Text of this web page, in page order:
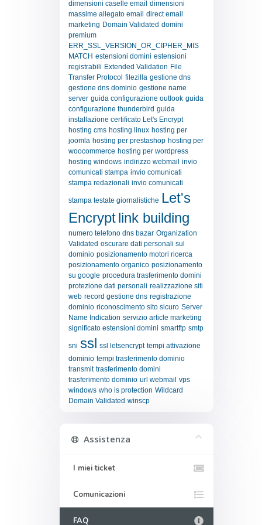
dimensioni caselle email dimensioni
massime allegato email direct email
marketing Domain Validated domini
premium
ERR_SSL_VERSION_OR_CIPHER_MIS
MATCH estensioni domini estensioni
registrabili Extended Validation File
Transfer Protocol filezilla gestione dns
gestione dns dominio gestione name
server guida configurazione outlook guida
configurazione thunderbird guida
installazione certificato Let's Encrypt
hosting cms hosting linux hosting per
joomla hosting per prestashop hosting per
woocommerce hosting per wordpress
hosting windows indirizzo webmail invio
comunicati stampa invio comunicati
stampa redazionali invio comunicati
stampa testate giornalistiche Let's
Encryptlink building
numero telefono dns bazar Organization
Validated oscurare dati personali sul
dominio posizionamento motori ricerca
posizionamento organico posizionamento
su google procedura trasferimento domini
protezione dati personali realizzazione siti
web record gestione dns registrazione
dominio riconoscimento sito sicuro Server
Name Indication servizio article marketing
significato estensioni domini smartftp smtp
sni ssl ssl letsencrypt tempi attivazione
dominio tempi trasferimento dominio
transmit trasferimento domini
trasferimento dominio url webmail vps
windows who is protection Wildcard
Domain Validated winscp
Assistenza
I miei ticket
Comunicazioni
FAQ